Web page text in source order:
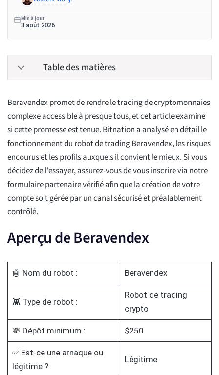
Mis à jour:
3 août 2026
Table des matières
Beravendex promet de rendre le trading de cryptomonnaies
complexe accessible à presque tous, et cet article examine
si cette promesse est tenue. Bitnation a analysé en détail le
fonctionnement du robot de trading Beravendex, les risques
encourus et les profils auxquels il convient le mieux. Si vous
décidez de l'essayer, assurez-vous de vous inscrire via notre
formulaire partenaire vérifié afin que la création de votre
compte soit gérée par un canal sécurisé et préalablement
contrôlé.
Aperçu de Beravendex
🤖 Nom du robot : Beravendex
👾 Type de robot :
Robot de trading
crypto
💸 Dépôt minimum : $250
✅ Est-ce une arnaque ou
légitime ?
Légitime